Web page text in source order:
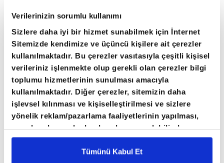
Verilerinizin sorumlu kullanımı
Sizlere daha iyi bir hizmet sunabilmek için İnternet
Sitemizde kendimize ve üçüncü kişilere ait çerezler
kullanılmaktadır. Bu çerezler vasıtasıyla çeşitli kişisel
verileriniz işlenmekte olup gerekli olan çerezler bilgi
toplumu hizmetlerinin sunulması amacıyla
kullanılmaktadır. Diğer çerezler, sitemizin daha
işlevsel kılınması ve kişiselleştirilmesi ve sizlere
yönelik reklam/pazarlama faaliyetlerinin yapılması,
amaçlarıyla sınırlı olarak açık rızanız dahilinde
kullanılacaktır. Çerezlere ilişkin tercihlerinizi çerez
paneli vasıtasıyla belirleyebilirsiniz. Çerezlere ilişkin
Tümünü Kabul Et
80 ÜLKEDE 107 SEKTÖREL RAPOR
HAZIRLANDI
ihracatın geliştirilmesi, çeşitlendirilmesi ve